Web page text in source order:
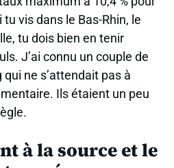
vis dans le Bas-Rhin, le
tu dois bien en tenir
J’ai connu un couple de
ne s’attendait pas à
Ils étaient un peu
à la source et le